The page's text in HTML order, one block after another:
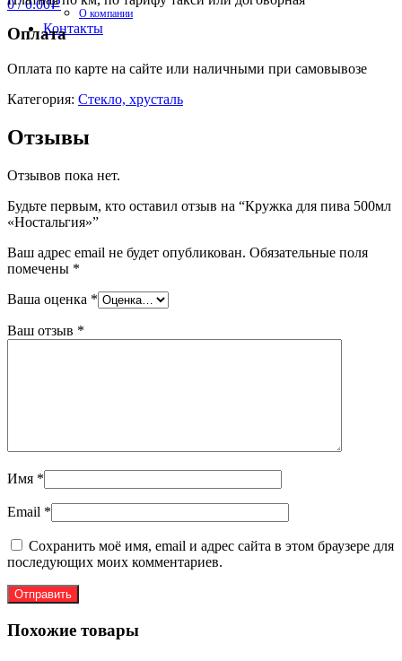
0/ 0.00Р
О компании
Контакты
Оплата
Оплата по карте на сайте или наличными при самовывозе
Категория: Стекло, хрусталь
Отзывы
Отзывов пока нет.
Будьте первым, кто оставил отзыв на “Кружка для пива 500мл
«Ностальгия»”
Ваш адрес email не будет опубликован. Обязательные поля
помечены *
Ваша оценка *
Ваш отзыв *
Имя *
Email *
Сохранить моё имя, email и адрес сайта в этом браузере для
последующих моих комментариев.
Похожие товары